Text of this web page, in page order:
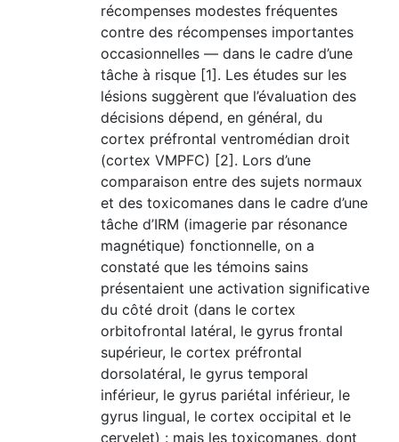
récompenses modestes fréquentes
contre des récompenses importantes
occasionnelles — dans le cadre d’une
tâche à risque [1]. Les études sur les
lésions suggèrent que l’évaluation des
décisions dépend, en général, du
cortex préfrontal ventromédian droit
(cortex VMPFC) [2]. Lors d’une
comparaison entre des sujets normaux
et des toxicomanes dans le cadre d’une
tâche d’IRM (imagerie par résonance
magnétique) fonctionnelle, on a
constaté que les témoins sains
présentaient une activation significative
du côté droit (dans le cortex
orbitofrontal latéral, le gyrus frontal
supérieur, le cortex préfrontal
dorsolatéral, le gyrus temporal
inférieur, le gyrus pariétal inférieur, le
gyrus lingual, le cortex occipital et le
cervelet) : mais les toxicomanes, dont